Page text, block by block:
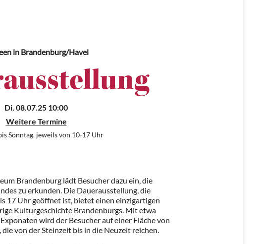
in Brandenburg/Havel
Di. 08.07.25 10:00
Weitere Termine
Sonntag, jeweils von 10-17 Uhr
Brandenburg lädt Besucher dazu ein, die
zu erkunden. Die Dauerausstellung, die
17 Uhr geöffnet ist, bietet einen einzigartigen
Kulturgeschichte Brandenburgs. Mit etwa
wird der Besucher auf einer Fläche von
die von der Steinzeit bis in die Neuzeit reichen.